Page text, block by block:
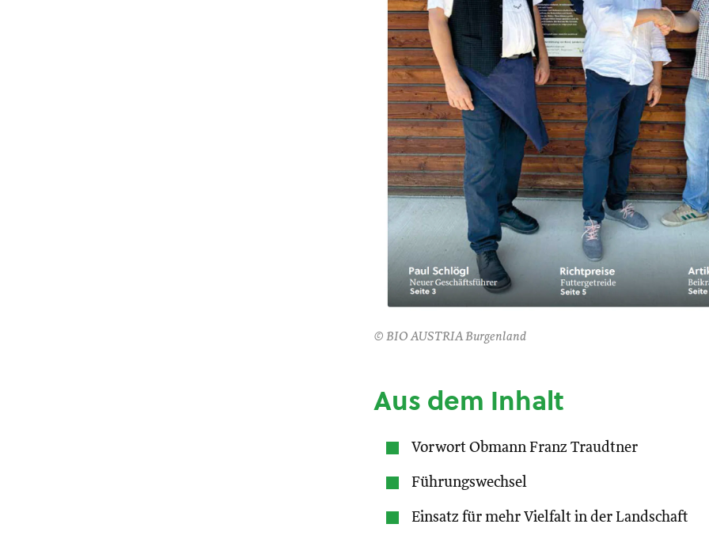
© BIO AUSTRIA Burgenland
Aus dem Inhalt
Vorwort Obmann Franz Traudtner
Führungswechsel
Einsatz für mehr Vielfalt in der Landschaft